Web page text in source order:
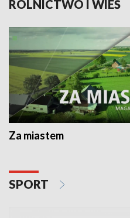
ROLNICTWO I WIEŚ
Za miastem
SPORT